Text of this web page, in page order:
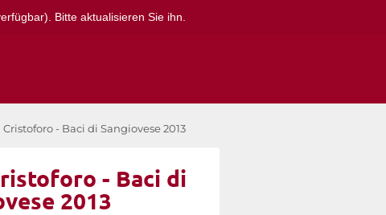
Bitte aktualisieren Sie ihn.
Cristoforo - Baci di Sangiovese 2013
- Baci di
2013